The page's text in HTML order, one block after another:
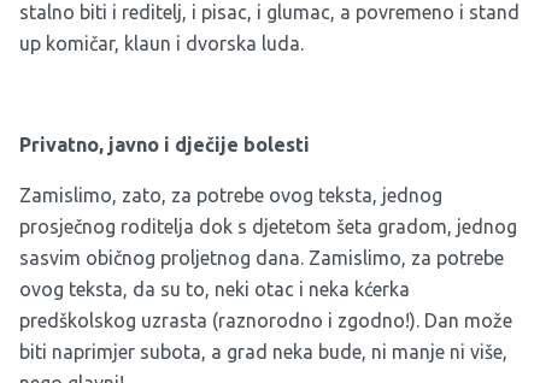
stalno biti i reditelj, i pisac, i glumac, a povremeno i stand
up komičar, klaun i dvorska luda.
Privatno, javno i dječije bolesti
Zamislimo, zato, za potrebe ovog teksta, jednog
prosječnog roditelja dok s djetetom šeta gradom, jednog
sasvim običnog proljetnog dana. Zamislimo, za potrebe
ovog teksta, da su to, neki otac i neka kćerka
predškolskog uzrasta (raznorodno i zgodno!). Dan može
biti naprimjer subota, a grad neka bude, ni manje ni više,